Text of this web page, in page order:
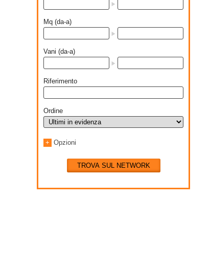
Mq (da-a)
Vani (da-a)
Riferimento
Ordine
+ Opzioni
TROVA SUL NETWORK